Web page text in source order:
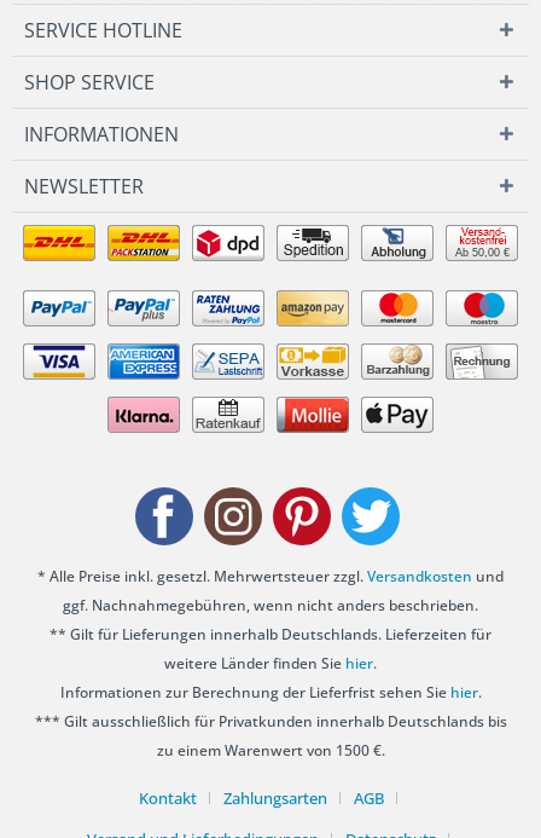
SERVICE HOTLINE
SHOP SERVICE
INFORMATIONEN
NEWSLETTER
Ab 50,00 €
* Alle Preise inkl. gesetzl. Mehrwertsteuer zzgl.Versandkosten und
ggf. Nachnahmegebühren, wenn nicht anders beschrieben.
** Gilt für Lieferungen innerhalb Deutschlands. Lieferzeiten für
weitere Länder finden Sie hier.
Informationen zur Berechnung der Lieferfrist sehen Sie hier.
*** Gilt ausschließlich für Privatkunden innerhalb Deutschlands bis
zu einem Warenwert von 1500 €.
Kontakt Zahlungsarten
AGB